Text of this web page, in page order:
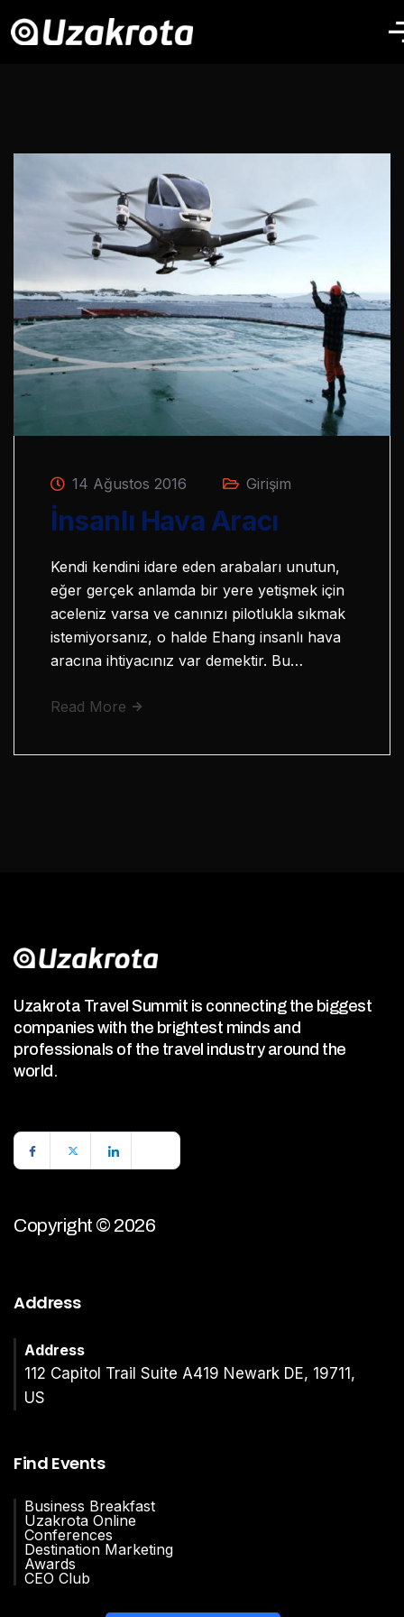
14 Ağustos 2016 Girişim
İnsanlı Hava Aracı
Kendi kendini idare eden arabaları unutun,
eğer gerçek anlamda bir yere yetişmek için
aceleniz varsa ve canınızı pilotlukla sıkmak
istemiyorsanız, o halde Ehang insanlı hava
aracına ihtiyacınız var demektir. Bu…
Read More
Uzakrota Travel Summit is connecting the biggest
companies with the brightest minds and
professionals of the travel industry around the
world.
Copyright © 2026
Address
Address
112 Capitol Trail Suite A419 Newark DE, 19711,
US
Find Events
Business Breakfast
Uzakrota Online
Conferences
Destination Marketing
Awards
CEO Club